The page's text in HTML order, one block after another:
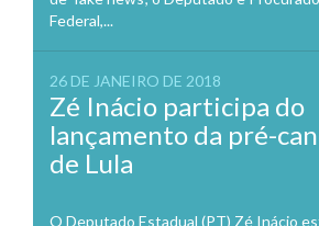
Federal,...
26 DE JANEIRO DE 2018
Zé Inácio participa do
lançamento da pré-
de Lula
O Deputado Estadual (PT) Zé Inácio